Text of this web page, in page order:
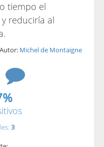
tiempo el
reduciría al
Autor: Michel de Montaigne
3